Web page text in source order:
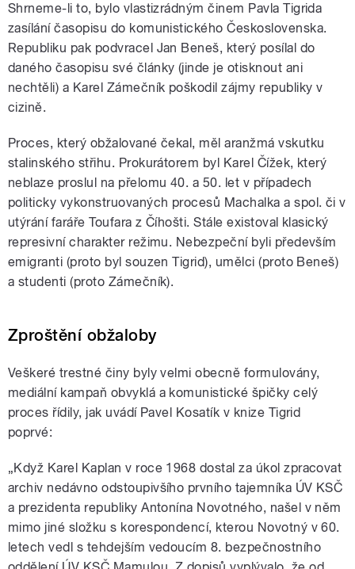
Shrneme-li to, bylo vlastizrádným činem Pavla Tigrida
zasílání časopisu do komunistického Československa.
Republiku pak podvracel Jan Beneš, který posílal do
daného časopisu své články (jinde je otisknout ani
nechtěli) a Karel Zámečník poškodil zájmy republiky v
cizině.
Proces, který obžalované čekal, měl aranžmá vskutku
stalinského střihu. Prokurátorem byl Karel Čížek, který
neblaze proslul na přelomu 40. a 50. let v případech
politicky vykonstruovaných procesů Machalka a spol. či v
utýrání faráře Toufara z Číhošti. Stále existoval klasický
represivní charakter režimu. Nebezpeční byli především
emigranti (proto byl souzen Tigrid), umělci (proto Beneš)
a studenti (proto Zámečník).
Zproštění obžaloby
Veškeré trestné činy byly velmi obecně formulovány,
mediální kampaň obvyklá a komunistické špičky celý
proces řídily, jak uvádí Pavel Kosatík v knize Tigrid
poprvé:
„Když Karel Kaplan v roce 1968 dostal za úkol zpracovat
archiv nedávno odstoupivšího prvního tajemníka ÚV KSČ
a prezidenta republiky Antonína Novotného, našel v něm
mimo jiné složku s korespondencí, kterou Novotný v 60.
letech vedl s tehdejším vedoucím 8. bezpečnostního